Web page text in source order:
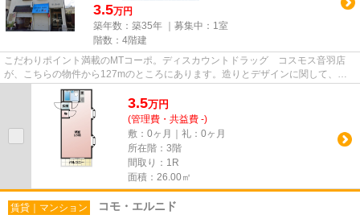
3.5万円
築年数：築35年 ｜募集中： 1室
階数：4階建
こだわりポイント満載のMTコーポ。ディスカウントドラッグ コスモス音羽店
が、こちらの物件から127mのところにあります。造りとデザインに関して、自
信をもって情報を提供できるマン...
3.5万円
(管理費・共益費 -)
敷：0ヶ月｜礼：0ヶ月
所在階：3階
間取り：1R
面積：26.00㎡
賃貸｜マンション コモ・エルニド